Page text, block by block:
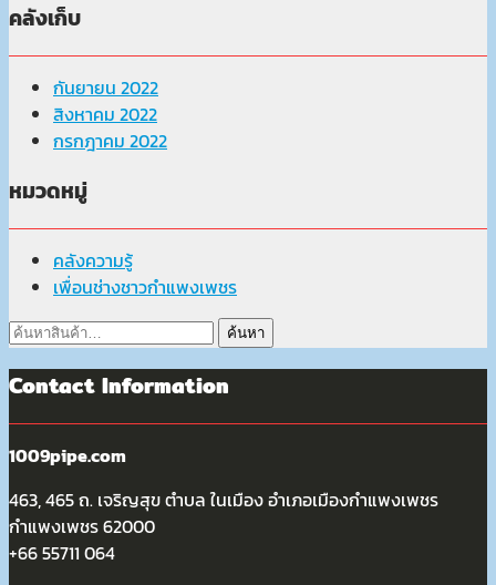
คลังเก็บ
กันยายน 2022
สิงหาคม 2022
กรกฎาคม 2022
หมวดหมู่
คลังความรู้
เพื่อนช่างชาวกำแพงเพชร
ค้นหา:
ค้นหา
Contact Information
1009pipe.com
463, 465 ถ. เจริญสุข ตำบล ในเมือง อำเภอเมืองกำแพงเพชร
กำแพงเพชร 62000
+66 55711 064